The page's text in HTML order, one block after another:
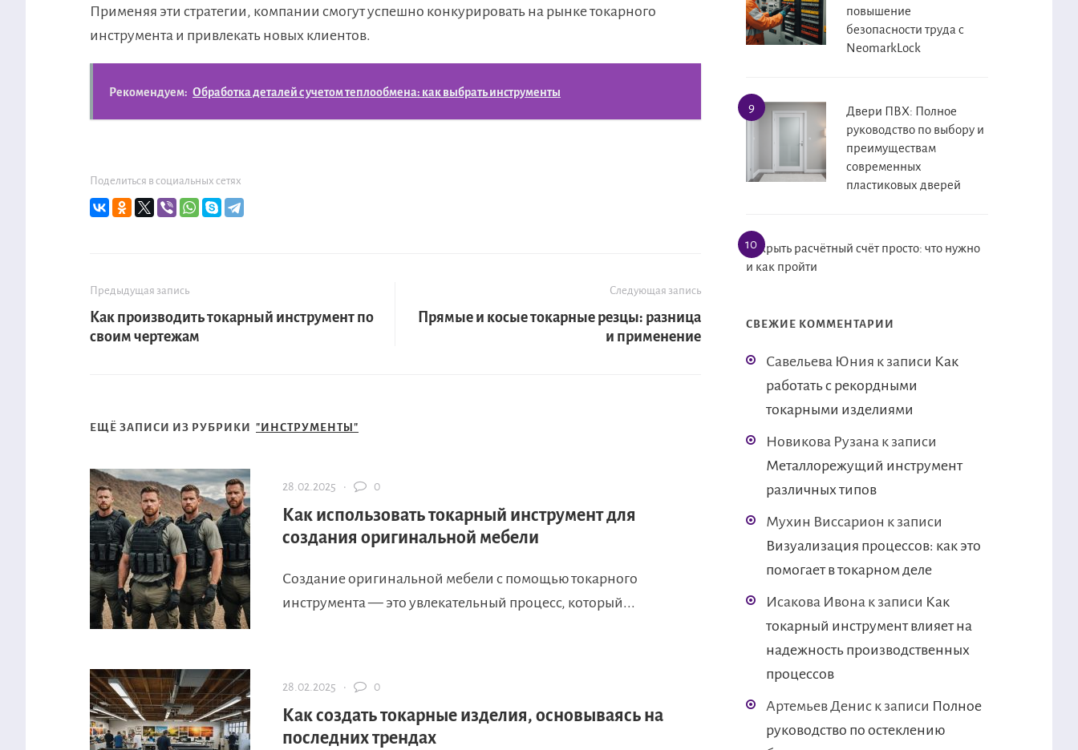
Применяя эти стратегии, компании смогут успешно конкурировать на рынке токарного
инструмента и привлекать новых клиентов.
Рекомендуем: Обработка деталей с учетом теплообмена: как выбрать инструменты
Поделиться в социальных сетях
Предыдущая запись
Как производить токарный инструмент по
своим чертежам
Следующая запись
Прямые и косые токарные резцы: разница
и применение
ЕЩЁ ЗАПИСИ ИЗ РУБРИКИ "ИНСТРУМЕНТЫ"
28.02.2025 · 0
Как использовать токарный инструмент для
создания оригинальной мебели
Создание оригинальной мебели с помощью токарного
инструмента — это увлекательный процесс, который...
28.02.2025 · 0
Как создать токарные изделия, основываясь на
последних трендах
повышение
безопасности труда с
NeomarkLock
Двери ПВХ: Полное
руководство по выбору и
преимуществам
современных
пластиковых дверей
Открыть расчётный счёт просто: что нужно
и как пройти
СВЕЖИЕ КОММЕНТАРИИ
Савельева Юния к записи Как
работать с рекордными
токарными изделиями
Новикова Рузана к записи
Металлорежущий инструмент
различных типов
Мухин Виссарион к записи
Визуализация процессов: как это
помогает в токарном деле
Исакова Ивона к записи Как
токарный инструмент влияет на
надежность производственных
процессов
Артемьев Дениск записи Полное
руководство по остеклению